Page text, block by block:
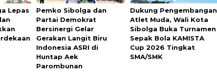
Lepas
Pemko Sibolga dan
Partai Demokrat
Bersinergi Gelar
Gerakan Langit Biru
Indonesia ASRI di
Huntap Aek
Parombunan
Dukung Pengembangan
Atlet Muda, Wali Kota
Sibolga Buka Turnamen
Sepak Bola KAMISTA
Cup 2026 Tingkat
SMA/SMK